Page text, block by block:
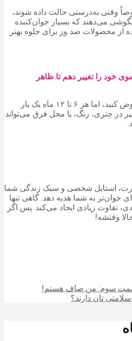
وقتی به‌درستی حالت داده شوند،
می‌دهند که بسیار جوان‌کننده
محصولات ضد وز برای جلوه بهتر
خود را تغییر دهم تا ظاهر
نیاز نیست همیشه مدل را عوض کنید، اما هر ۶ تا ۱۲ ماه یک بار
در چتری، رنگ، یا محل فرق می‌تواند
استایل شخصی و سبک زندگی شما
جوان‌تر به شما هدیه دهد. گاهی تنها
تفاوت زیادی ایجاد می‌کند. پس اگر
وقتشه!
سوم: من صاف هستم!
تان دارند؟